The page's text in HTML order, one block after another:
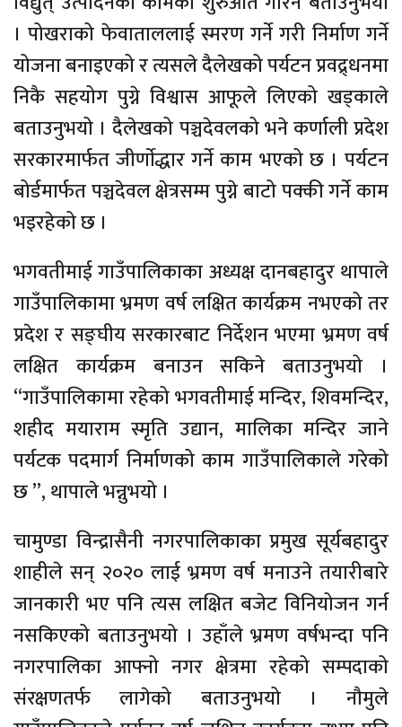
। पोखराको फेवाताललाई स्मरण गर्ने गरी निर्माण गर्ने
योजना बनाइएको र त्यसले दैलेखको पर्यटन प्रवद्र्धनमा
निकै सहयोग पुग्ने विश्वास आफूले लिएको खड्काले
बताउनुभयो । दैलेखको पञ्चदेवलको भने कर्णाली प्रदेश
सरकारमार्फत जीर्णाेद्धार गर्ने काम भएको छ । पर्यटन
बोर्डमार्फत पञ्चदेवल क्षेत्रसम्म पुग्ने बाटो पक्की गर्ने काम
भइरहेको छ ।
भगवतीमाई गाउँपालिकाका अध्यक्ष दानबहादुर थापाले
गाउँपालिकामा भ्रमण वर्ष लक्षित कार्यक्रम नभएको तर
प्रदेश र सङ्घीय सरकारबाट निर्देशन भएमा भ्रमण वर्ष
लक्षित कार्यक्रम बनाउन सकिने बताउनुभयो ।
“गाउँपालिकामा रहेको भगवतीमाई मन्दिर, शिवमन्दिर,
शहीद मयाराम स्मृति उद्यान, मालिका मन्दिर जाने
पर्यटक पदमार्ग निर्माणको काम गाउँपालिकाले गरेको
छ ”, थापाले भन्नुभयो ।
चामुण्डा विन्द्रासैनी नगरपालिकाका प्रमुख सूर्यबहादुर
शाहीले सन् २०२० लाई भ्रमण वर्ष मनाउने तयारीबारे
जानकारी भए पनि त्यस लक्षित बजेट विनियोजन गर्न
नसकिएको बताउनुभयो । उहाँले भ्रमण वर्षभन्दा पनि
नगरपालिका आफ्नो नगर क्षेत्रमा रहेको सम्पदाको
संरक्षणतर्फ लागेको बताउनुभयो । नौमुले